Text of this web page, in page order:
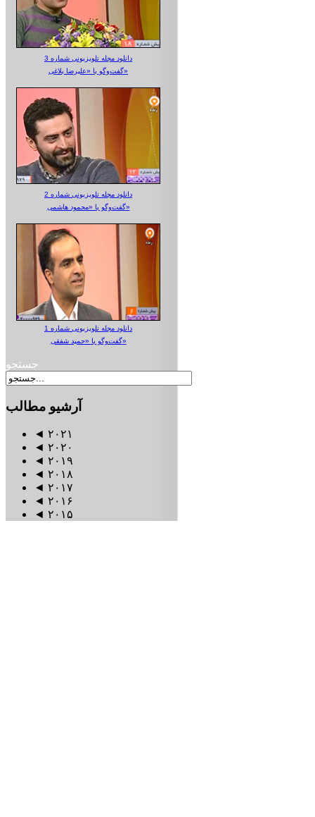
دانلود مجله تلویزیونی شماره 3
گفت‌وگو با «علیرضا بلاغی»
دانلود مجله تلویزیونی شماره 2
گفت‌وگو با «محمود هاشمی»
دانلود مجله تلویزیونی شماره 1
گفت‌وگو با «حمید شفقی»
جستجو
آرشیو مطالب
◄ ۲۰۲۱
◄ ۲۰۲۰
◄ ۲۰۱۹
◄ ۲۰۱۸
◄ ۲۰۱۷
◄ ۲۰۱۶
◄ ۲۰۱۵